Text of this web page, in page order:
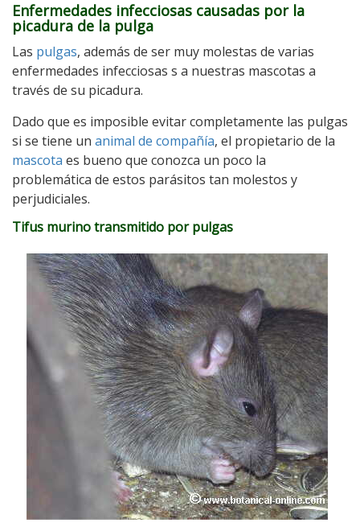
Enfermedades infecciosas causadas por la
picadura de la pulga
Las pulgas, además de ser muy molestas de varias
enfermedades infecciosas s a nuestras mascotas a
través de su picadura.
Dado que es imposible evitar completamente las pulgas
si se tiene un animal de compañía, el propietario de la
mascota es bueno que conozca un poco la
problemática de estos parásitos tan molestos y
perjudiciales.
Tifus murino transmitido por pulgas